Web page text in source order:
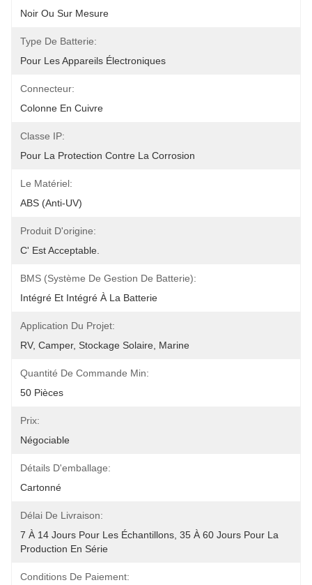
Noir Ou Sur Mesure
Type De Batterie:
Pour Les Appareils Électroniques
Connecteur:
Colonne En Cuivre
Classe IP:
Pour La Protection Contre La Corrosion
Le Matériel:
ABS (anti-UV)
Produit D'origine:
C' Est Acceptable.
BMS (système De Gestion De Batterie):
Intégré Et Intégré À La Batterie
Application Du Projet:
RV, Camper, Stockage Solaire, Marine
Quantité De Commande Min:
50 Pièces
Prix:
Négociable
Détails D'emballage:
Cartonné
Délai De Livraison:
7 À 14 Jours Pour Les Échantillons, 35 À 60 Jours Pour La
Production En Série
Conditions De Paiement: